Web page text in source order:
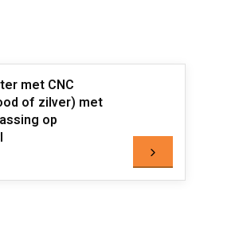
met CNC
of zilver) met
op